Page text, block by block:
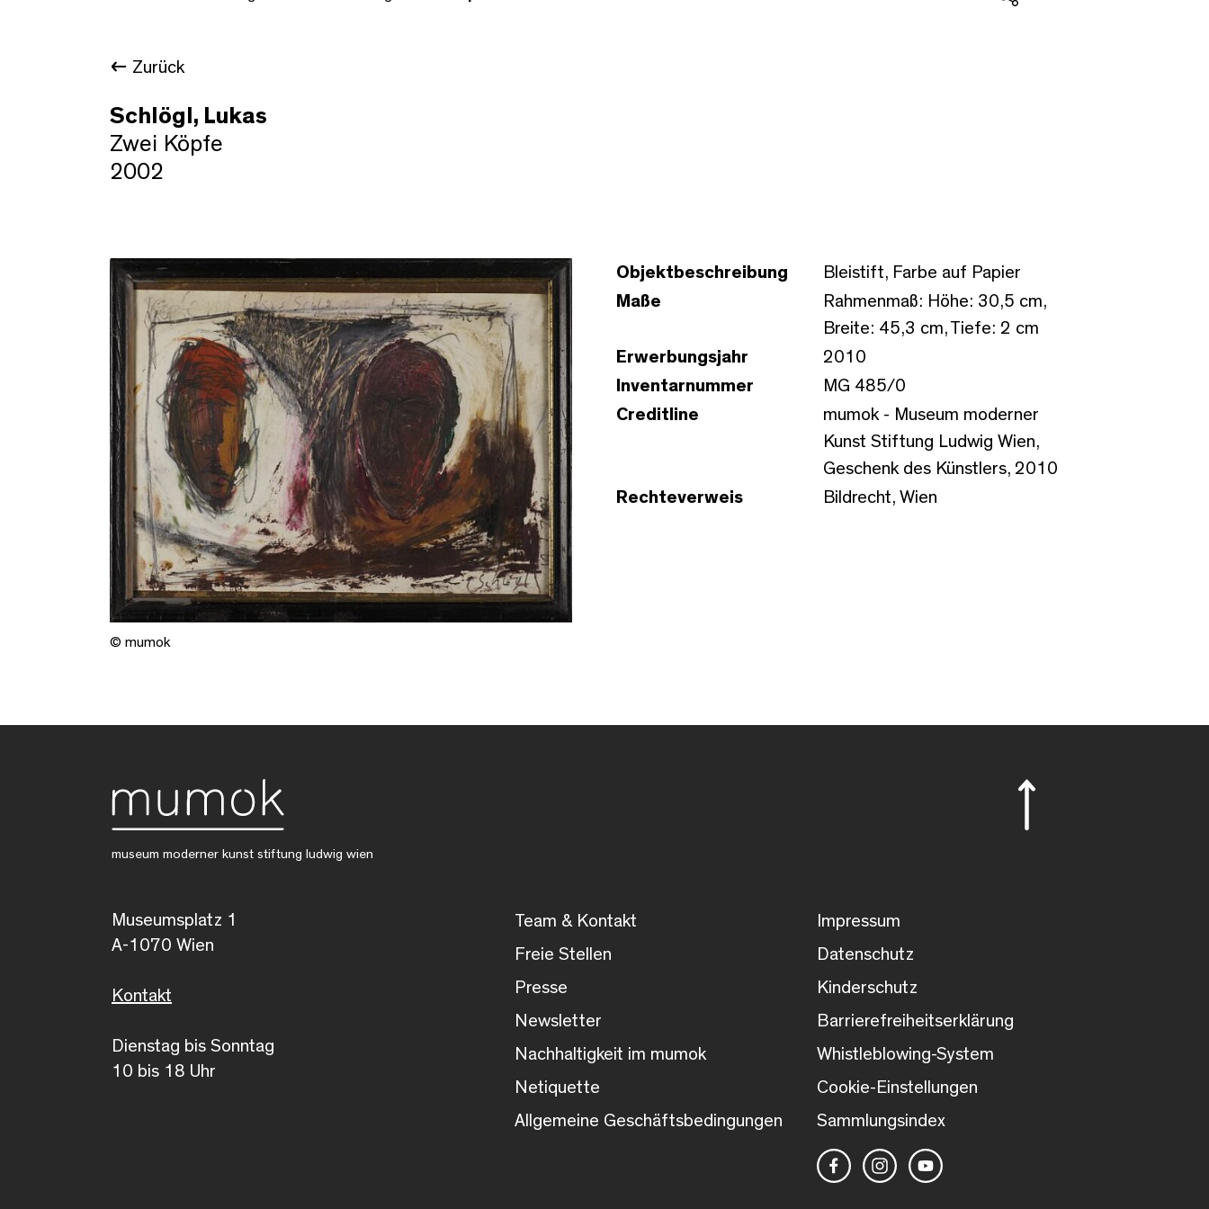
Zurück
Schlögl, Lukas
Zwei Köpfe
2002
© mumok
Objektbeschreibung
Bleistift, Farbe auf Papier
Maße
Rahmenmaß: Höhe: 30,5 cm,
Breite: 45,3 cm, Tiefe: 2 cm
Erwerbungsjahr
2010
Inventarnummer
MG 485/0
Creditline
mumok - Museum moderner
Kunst Stiftung Ludwig Wien,
Geschenk des Künstlers, 2010
Rechteverweis
Bildrecht, Wien
museum moderner kunst stiftung ludwig wien
Museumsplatz 1
A-1070 Wien
Kontakt
Dienstag bis Sonntag
10 bis 18 Uhr
Team & Kontakt
Freie Stellen
Presse
Newsletter
Nachhaltigkeit im mumok
Netiquette
Allgemeine Geschäftsbedingungen
Impressum
Datenschutz
Kinderschutz
Barrierefreiheitserklärung
Whistleblowing-System
Cookie-Einstellungen
Sammlungsindex